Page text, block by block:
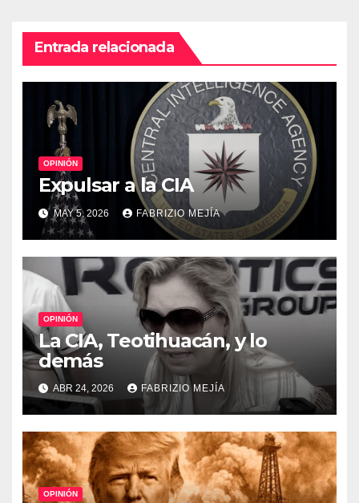
Entrada relacionada
OPINIÓN
Expulsar a la CIA
MAY 5, 2026 FABRIZIO MEJÍA
OPINIÓN
La CIA, Teotihuacán, y lo
demás
ABR 24, 2026 FABRIZIO MEJÍA
OPINIÓN